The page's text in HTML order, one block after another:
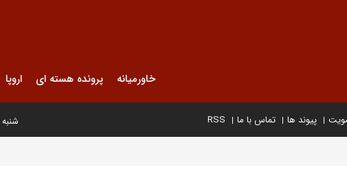
خاورمیانه پرونده هسته ای اروپا
پیوند ها تماس با ما RSS شنبه ۱۷ مرداد ۱۴۰۵